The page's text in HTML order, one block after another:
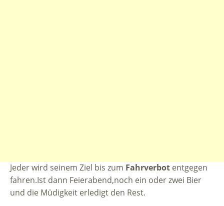
Jeder wird seinem Ziel bis zum Fahrverbot entgegen
fahren.Ist dann Feierabend,noch ein oder zwei Bier
und die Müdigkeit erledigt den Rest.